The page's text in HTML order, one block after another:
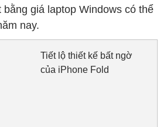
bằng giá laptop Windows có thể
nay.
Tiết lộ thiết kế bất ngờ
của iPhone Fold